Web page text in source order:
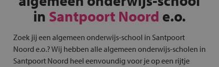
in Santpoort Noord e.o.
Zoek jij een algemeen onderwijs-school in Santpoort
Noord e.o.? Wij hebben alle algemeen onderwijs-scholen in
Santpoort Noord heel eenvoundig voor je op een rijtje